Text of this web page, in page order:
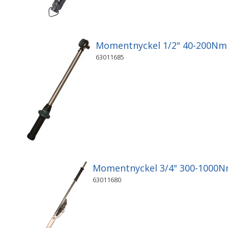
Momentnyckel 1/2" 40-200Nm
63011685
Momentnyckel 3/4" 300-
63011680